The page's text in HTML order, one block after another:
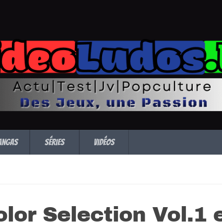
Séries Vidéos
Selection Vol.1